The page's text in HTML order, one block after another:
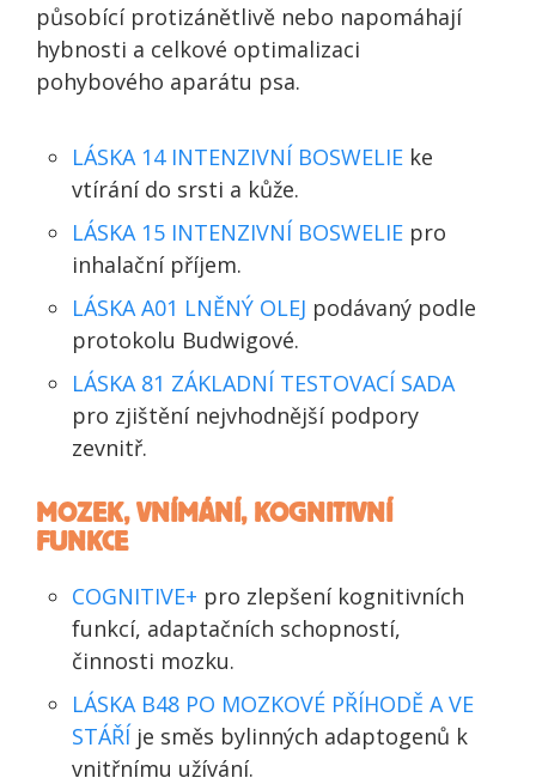
působící protizánětlivě nebo napomáhají
hybnosti a celkové optimalizaci
pohybového aparátu psa.
LÁSKA 14 INTENZIVNÍ BOSWELIE ke
vtírání do srsti a kůže.
LÁSKA 15 INTENZIVNÍ BOSWELIE pro
inhalační příjem.
LÁSKA A01 LNĚNÝ OLEJ podávaný podle
protokolu Budwigové.
LÁSKA 81 ZÁKLADNÍ TESTOVACÍ SADA
pro zjištění nejvhodnější podpory
zevnitř.
MOZEK, VNÍMÁNÍ, KOGNITIVNÍ
FUNKCE
COGNITIVE+ pro zlepšení kognitivních
funkcí, adaptačních schopností,
činnosti mozku.
LÁSKA B48 PO MOZKOVÉ PŘÍHODĚ A VE
STÁŘÍ je směs bylinných adaptogenů k
vnitřnímu užívání.